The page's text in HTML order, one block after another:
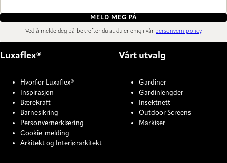
MELD MEG PÅ
Ved å melde deg på bekrefter du at du er enig i vår personvern policy.
Luxaflex®
Hvorfor Luxaflex®
Inspirasjon
Bærekraft
Barnesikring
Personvernerklæring
Cookie-melding
Arkitekt og Interiørarkitekt
Vårt utvalg
Gardiner
Gardinlengder
Insektnett
Outdoor Screens
Markiser